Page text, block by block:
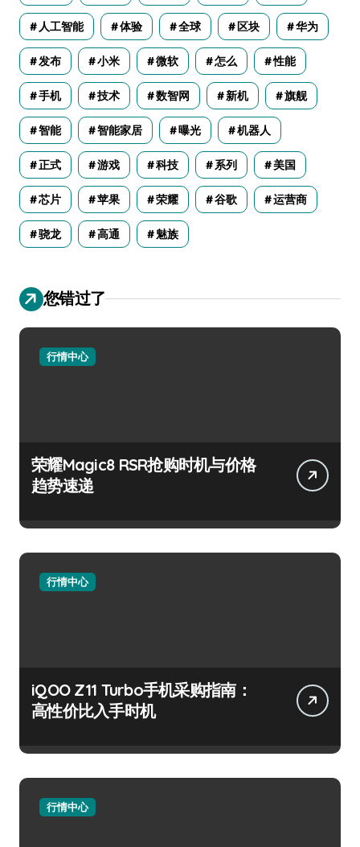
人工智能 体验 全球 区块 华为
发布 小米 微软 怎么 性能
手机 技术 数智网 新机 旗舰
智能 智能家居 曝光 机器人
正式 游戏 科技 系列 美国
芯片 苹果 荣耀 谷歌 运营商
骁龙 高通 魅族
您错过了
行情中心
荣耀Magic8 RSR抢购时机与价格
趋势速递
行情中心
iQOO Z11 Turbo手机采购指南：
高性价比入手时机
行情中心